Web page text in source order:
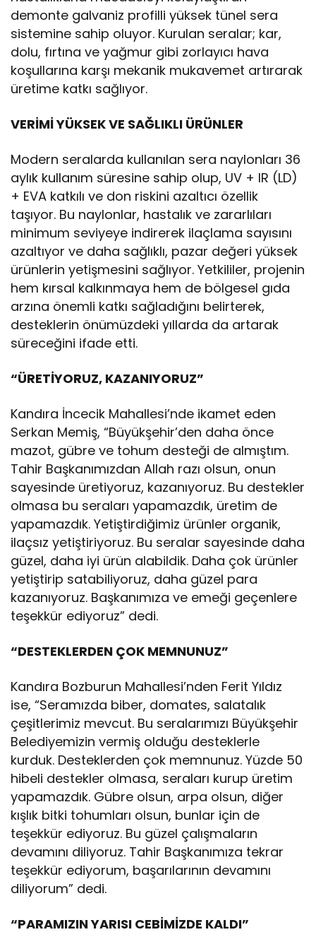
demonte galvaniz profilli yüksek tünel sera
sistemine sahip oluyor. Kurulan seralar; kar,
dolu, fırtına ve yağmur gibi zorlayıcı hava
koşullarına karşı mekanik mukavemet artırarak
üretime katkı sağlıyor.
VERİMİ YÜKSEK VE SAĞLIKLI ÜRÜNLER
Modern seralarda kullanılan sera naylonları 36
aylık kullanım süresine sahip olup, UV + IR (LD)
+ EVA katkılı ve don riskini azaltıcı özellik
taşıyor. Bu naylonlar, hastalık ve zararlıları
minimum seviyeye indirerek ilaçlama sayısını
azaltıyor ve daha sağlıklı, pazar değeri yüksek
ürünlerin yetişmesini sağlıyor. Yetkililer, projenin
hem kırsal kalkınmaya hem de bölgesel gıda
arzına önemli katkı sağladığını belirterek,
desteklerin önümüzdeki yıllarda da artarak
süreceğini ifade etti.
“ÜRETİYORUZ, KAZANIYORUZ”
Kandıra İncecik Mahallesi’nde ikamet eden
Serkan Memiş, “Büyükşehir’den daha önce
mazot, gübre ve tohum desteği de almıştım.
Tahir Başkanımızdan Allah razı olsun, onun
sayesinde üretiyoruz, kazanıyoruz. Bu destekler
olmasa bu seraları yapamazdık, üretim de
yapamazdık. Yetiştirdiğimiz ürünler organik,
ilaçsız yetiştiriyoruz. Bu seralar sayesinde daha
güzel, daha iyi ürün alabildik. Daha çok ürünler
yetiştirip satabiliyoruz, daha güzel para
kazanıyoruz. Başkanımıza ve emeği geçenlere
teşekkür ediyoruz” dedi.
“DESTEKLERDEN ÇOK MEMNUNUZ”
Kandıra Bozburun Mahallesi’nden Ferit Yıldız
ise, “Seramızda biber, domates, salatalık
çeşitlerimiz mevcut. Bu seralarımızı Büyükşehir
Belediyemizin vermiş olduğu desteklerle
kurduk. Desteklerden çok memnunuz. Yüzde 50
hibeli destekler olmasa, seraları kurup üretim
yapamazdık. Gübre olsun, arpa olsun, diğer
kışlık bitki tohumları olsun, bunlar için de
teşekkür ediyoruz. Bu güzel çalışmaların
devamını diliyoruz. Tahir Başkanımıza tekrar
teşekkür ediyorum, başarılarının devamını
diliyorum” dedi.
“PARAMIZIN YARISI CEBİMİZDE KALDI”